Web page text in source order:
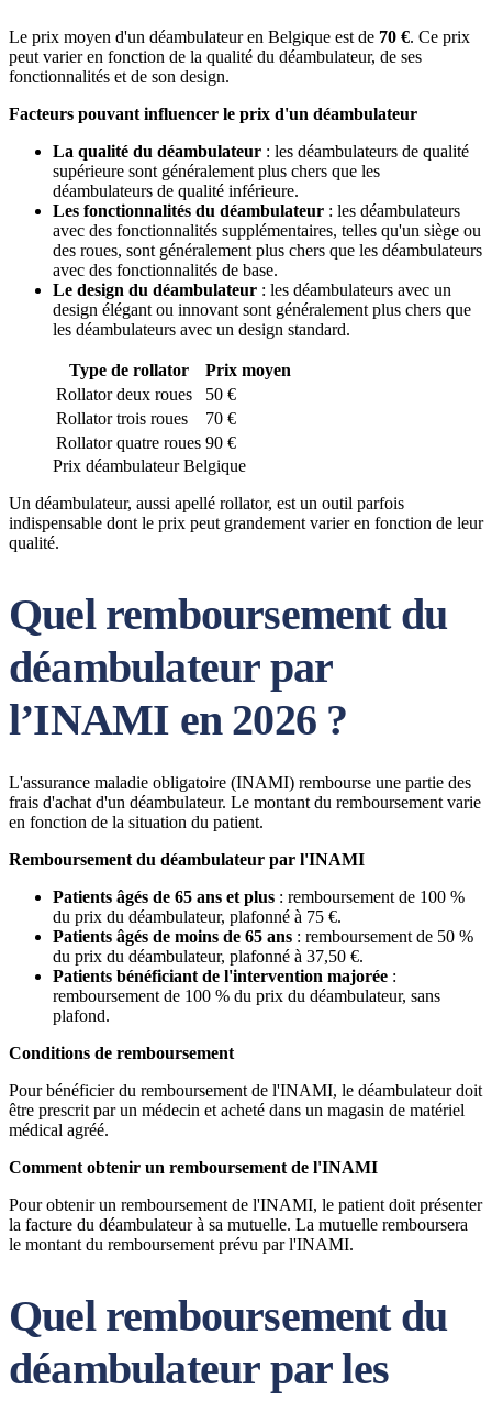
Le prix moyen d'un déambulateur en Belgique est de 70 €. Ce prix
peut varier en fonction de la qualité du déambulateur, de ses
fonctionnalités et de son design.
Facteurs pouvant influencer le prix d'un déambulateur
La qualité du déambulateur : les déambulateurs de qualité
supérieure sont généralement plus chers que les
déambulateurs de qualité inférieure.
Les fonctionnalités du déambulateur : les déambulateurs
avec des fonctionnalités supplémentaires, telles qu'un siège ou
des roues, sont généralement plus chers que les déambulateurs
avec des fonctionnalités de base.
Le design du déambulateur : les déambulateurs avec un
design élégant ou innovant sont généralement plus chers que
les déambulateurs avec un design standard.
Type de rollator
Prix moyen
Rollator deux roues
50 €
Rollator trois roues
70 €
Rollator quatre roues 90 €
Prix déambulateur Belgique
Un déambulateur, aussi apellé rollator, est un outil parfois
indispensable dont le prix peut grandement varier en fonction de leur
qualité.
Quel remboursement du
déambulateur par
l’INAMI en 2026 ?
L'assurance maladie obligatoire (INAMI) rembourse une partie des
frais d'achat d'un déambulateur. Le montant du remboursement varie
en fonction de la situation du patient.
Remboursement du déambulateur par l'INAMI
Patients âgés de 65 ans et plus : remboursement de 100 %
du prix du déambulateur, plafonné à 75 €.
Patients âgés de moins de 65 ans : remboursement de 50 %
du prix du déambulateur, plafonné à 37,50 €.
Patients bénéficiant de l'intervention majorée :
remboursement de 100 % du prix du déambulateur, sans
plafond.
Conditions de remboursement
Pour bénéficier du remboursement de l'INAMI, le déambulateur doit
être prescrit par un médecin et acheté dans un magasin de matériel
médical agréé.
Comment obtenir un remboursement de l'INAMI
Pour obtenir un remboursement de l'INAMI, le patient doit présenter
la facture du déambulateur à sa mutuelle. La mutuelle remboursera
le montant du remboursement prévu par l'INAMI.
Quel remboursement du
déambulateur par les